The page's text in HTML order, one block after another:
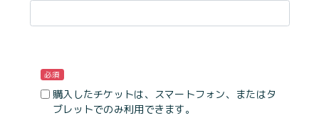
必須
購入したチケットは、スマートフォン、またはタ
ブレットでのみ利用できます。